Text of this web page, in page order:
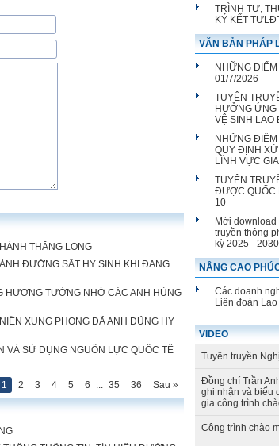
THĂNG LONG
ĐƯỜNG SẮT HY SINH KHI ĐANG
HƯƠNG TƯỞNG NHỚ CÁC ANH HÙNG
XUNG PHONG ĐÃ ANH DŨNG HY
VÀ SỬ DỤNG NGUỒN LỰC QUỐC TẾ
1 2 3 4 5 6 ... 35 36
Sau »
TRÌNH TỰ,
KÝ KẾT
VĂN BẢN PHÁP
NHỮNG
01/7/2026
TUYÊN
HƯỞNG ỨNG
VỆ SINH LAO
NHỮNG
QUY ĐỊNH
LĨNH VỰC
TUYÊN
ĐƯỢC QUỐC
10
Mời download
truyền thông
kỳ 2025 - 2030
NÂNG CAO
Các doanh
Liên đoàn
VIDEO
Tuyên truyền
Đồng chí Trần
ghi nhận và biểu
gia công trình
Công trình chào